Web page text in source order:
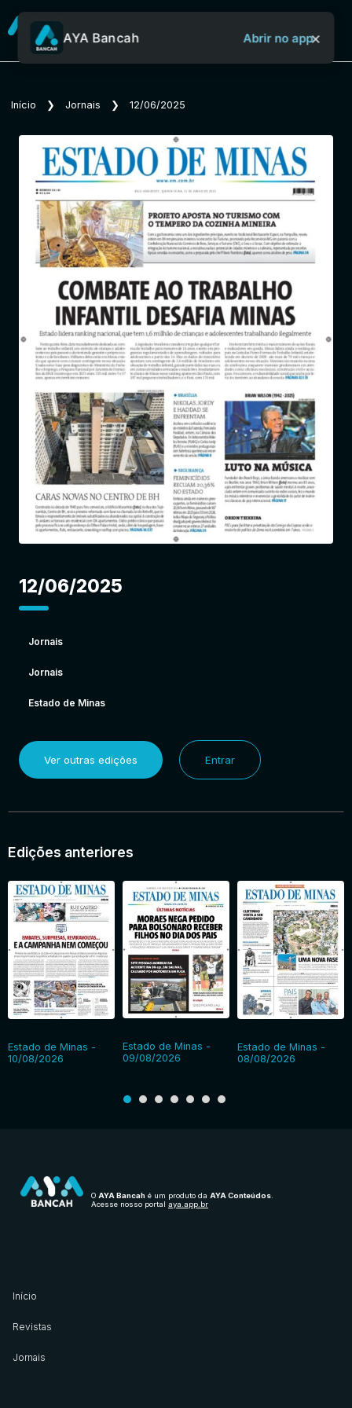
Sobre o Aya Bancah
Início
Revistas
Jornais
Notícias
AYA Bancah Abrir no app×
Início ❯ Jornais ❯ 12/06/2025
12/06/2025
Jornais
Jornais
Estado de Minas
Ver outras edições Entrar
Edições anteriores
Estado de Minas -
10/08/2026
Estado de Minas -
09/08/2026
Estado de Minas -
08/08/2026
O AYA Bancah é um produto da AYA Conteúdos
Acesse nosso portal aya.app.br
Início
Revistas
Jornais